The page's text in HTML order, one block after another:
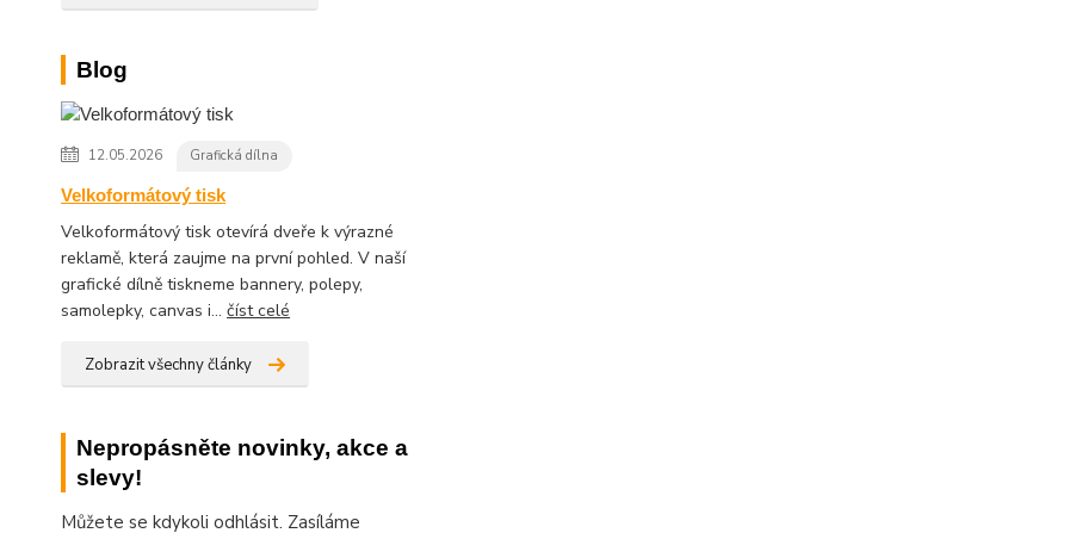
Blog
12.05.2026 Grafická dílna
Velkoformátový tisk
Velkoformátový tisk otevírá dveře k výrazné
reklamě, která zaujme na první pohled. V naší
grafické dílně tiskneme bannery, polepy,
samolepky, canvas i...číst celé
Zobrazit všechny články
Nepropásněte novinky, akce a
slevy!
Můžete se kdykoli odhlásit. Zasíláme